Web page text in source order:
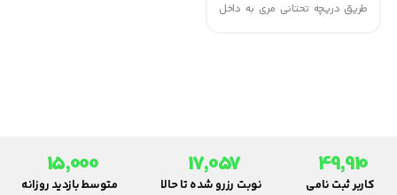
طریق دریچه تحتانی مری به داخل
49,910
کاربر ثبت نامی
17,057
نوبت رزرو شده تا حالا
15,000
متوسط بازدید روزانه